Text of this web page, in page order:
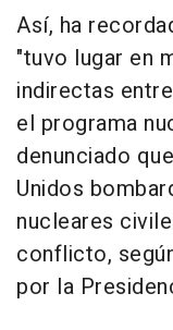
Así, ha
"tuvo lugar en
indirectas
el programa
denunciado
Unidos
nucleares
conflicto,
por la